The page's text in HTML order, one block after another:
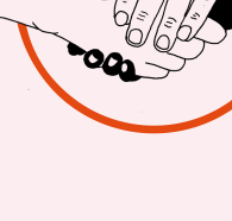
Staaten